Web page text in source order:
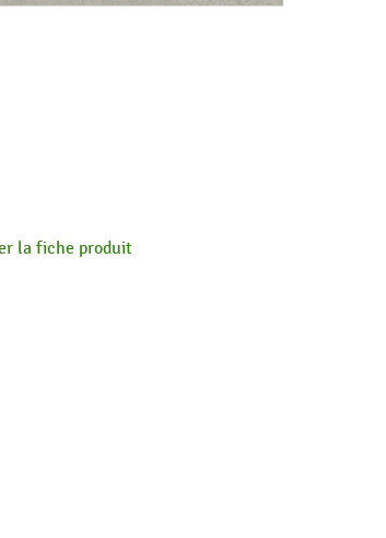
la fiche produit